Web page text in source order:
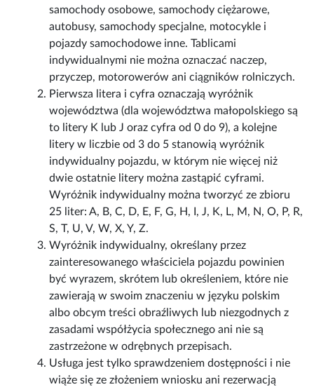
samochody osobowe, samochody ciężarowe,
autobusy, samochody specjalne, motocykle i
pojazdy samochodowe inne. Tablicami
indywidualnymi nie można oznaczać naczep,
przyczep, motorowerów ani ciągników rolniczych.
Pierwsza litera i cyfra oznaczają wyróżnik
województwa (dla województwa małopolskiego są
to litery K lub J oraz cyfra od 0 do 9), a kolejne
litery w liczbie od 3 do 5 stanowią wyróżnik
indywidualny pojazdu, w którym nie więcej niż
dwie ostatnie litery można zastąpić cyframi.
Wyróżnik indywidualny można tworzyć ze zbioru
25 liter: A, B, C, D, E, F, G, H, I, J, K, L, M, N, O, P, R,
S, T, U, V, W, X, Y, Z.
Wyróżnik indywidualny, określany przez
zainteresowanego właściciela pojazdu powinien
być wyrazem, skrótem lub określeniem, które nie
zawierają w swoim znaczeniu w języku polskim
albo obcym treści obraźliwych lub niezgodnych z
zasadami współżycia społecznego ani nie są
zastrzeżone w odrębnych przepisach.
Usługa jest tylko sprawdzeniem dostępności i nie
wiąże się ze złożeniem wniosku ani rezerwacją